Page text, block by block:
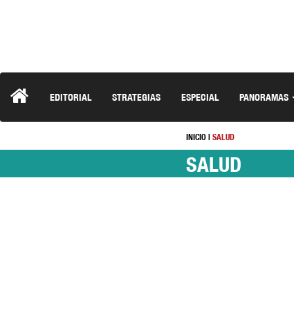
EDITORIAL STRATEGIAS ESPECIAL PANORAMAS
INICIO| SALUD
SALUD